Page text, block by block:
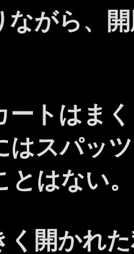
がら、
トはま
はスパッ
はない。
開かれ